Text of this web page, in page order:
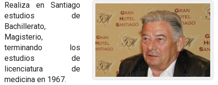
Realiza en Santiago
estudios de
Bachillerato,
Magisterio,
terminando los
estudios de
licenciatura de
medicina en 1967.